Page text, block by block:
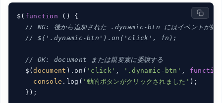
$( function ( ) {
// NG: 後から追加された .dynamic-btn にはイベントが効
// $('.dynamic-btn').on('click', fn);
// OK: document または親要素に委譲する
  $(
document ).on( 'click' , '.dynamic-btn' ,
console .log( '動的ボタンがクリックされました' );
  });